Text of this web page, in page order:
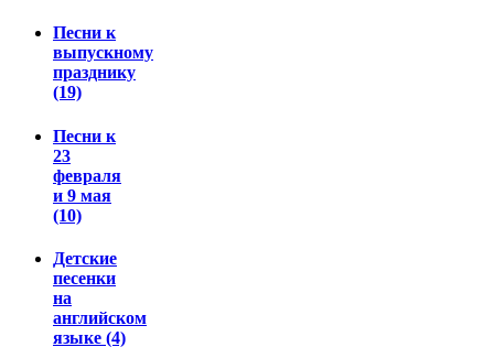
Песни к
выпускному
празднику
(19)
Песни к
23
февраля
и 9 мая
(10)
Детские
песенки
на
английском
языке (4)